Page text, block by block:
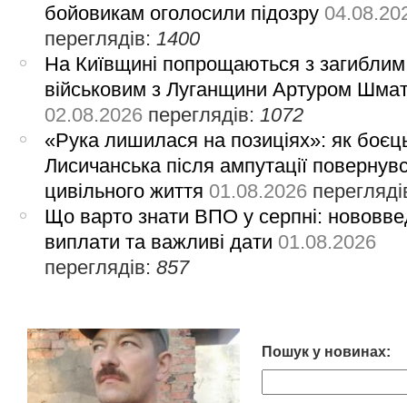
бойовикам оголосили підозру
переглядів:1400
На Київщині попрощаються з загиблим
військовим з Луганщини Артуром
02.08.2026 переглядів:1072
«Рука лишилася на позиціях»: як
Лисичанська після ампутації
цивільного життя 01.08.2026
Що варто знати ВПО у серпні:
виплати та важливі дати 01.08.2026
переглядів:857
Пошук у новинах: